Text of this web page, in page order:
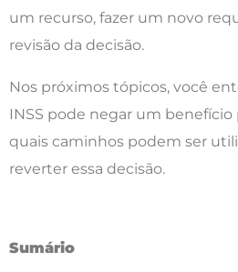
um recurso, fazer um novo
revisão da decisão.
Nos próximos tópicos, você
INSS pode negar um benefício
quais caminhos podem ser
reverter essa decisão.
Sumário